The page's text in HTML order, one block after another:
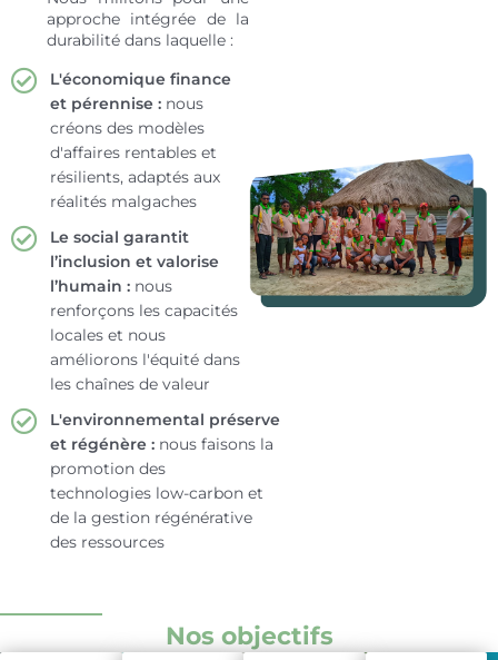
approche intégrée de la
durabilité dans laquelle :
L'économique finance
et pérennise : nous
créons des modèles
d'affaires rentables et
résilients, adaptés aux
réalités malgaches
Le social garantit
l’inclusion et valorise
l’humain : nous
renforçons les capacités
locales et nous
améliorons l'équité dans
les chaînes de valeur
L'environnemental préserve
et régénère : nous faisons la
promotion des
technologies low-carbon et
de la gestion régénérative
des ressources
Nos objectifs